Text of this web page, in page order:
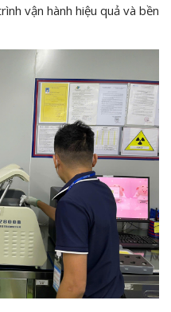
vận hành hiệu quả và bền